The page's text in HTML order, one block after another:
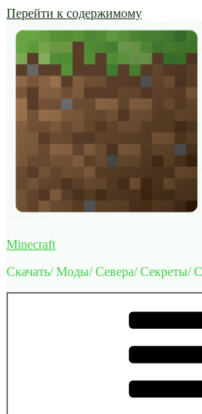
Перейти к содержимому
Minecraft
Скачать/ Моды/ Севера/ Секреты/